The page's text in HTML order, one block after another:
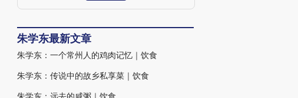
朱学东最新文章
朱学东：一个常州人的鸡肉记忆｜饮食
朱学东：传说中的故乡私享菜｜饮食